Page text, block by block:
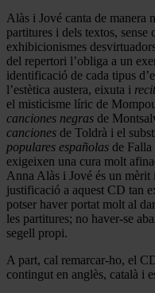
Alàs i Jové canta de manera
partitures i dels textos, sense
exhibicionismes
del repertori l’obliga a un
identificació de cada tipus
l’estètica austera, eixuta i
el misticisme líric de
canciones negras de
canciones de Toldrà i el
populares españolas de Falla
exigeixen una cura molt
Anna Alàs i Jové és un
justificació a aquest CD tan
potser haver portat molt al
les partitures; no haver-se
segell propi.
A part, cal remarcar-ho, el
contingut en anglès, català i